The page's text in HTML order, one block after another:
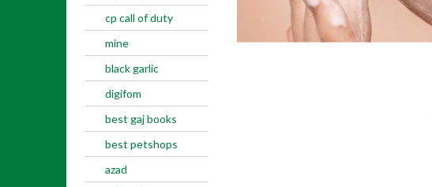
cp call of duty
mine
black garlic
digifom
best gaj books
best petshops
azad